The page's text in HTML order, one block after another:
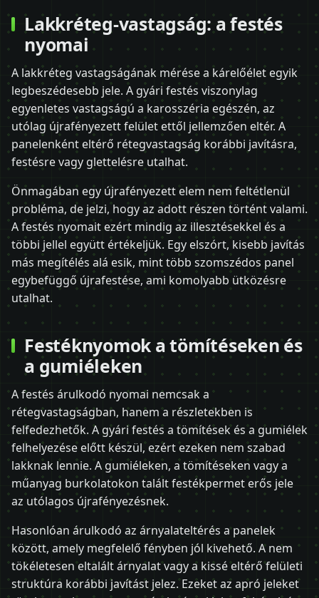
Lakkréteg-vastagság: a festés
nyomai
A lakkréteg vastagságának mérése a kárelőélet egyik
legbeszédesebb jele. A gyári festés viszonylag
egyenletes vastagságú a karosszéria egészén, az
utólag újrafényezett felület ettől jellemzően eltér. A
panelenként eltérő rétegvastagság korábbi javításra,
festésre vagy glettelésre utalhat.
Önmagában egy újrafényezett elem nem feltétlenül
probléma, de jelzi, hogy az adott részen történt valami.
A festés nyomait ezért mindig az illesztésekkel és a
többi jellel együtt értékeljük. Egy elszórt, kisebb javítás
más megítélés alá esik, mint több szomszédos panel
egybefüggő újrafestése, ami komolyabb ütközésre
utalhat.
Festéknyomok a tömítéseken és
a gumiéleken
A festés árulkodó nyomai nemcsak a
rétegvastagságban, hanem a részletekben is
felfedezhetők. A gyári festés a tömítések és a gumiélek
felhelyezése előtt készül, ezért ezeken nem szabad
lakknak lennie. A gumiéleken, a tömítéseken vagy a
műanyag burkolatokon talált festékpermet erős jele
az utólagos újrafényezésnek.
Hasonlóan árulkodó az árnyalateltérés a panelek
között, amely megfelelő fényben jól kivehető. A nem
tökéletesen eltalált árnyalat vagy a kissé eltérő felületi
struktúra korábbi javítást jelez. Ezeket az apró jeleket